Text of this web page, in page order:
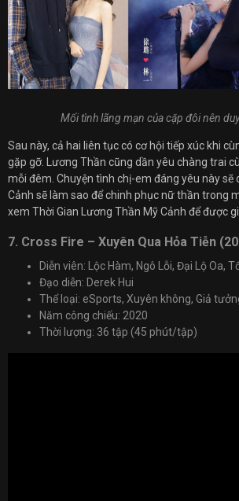
Mối tình lãng mạn của cặp đôi nên
Sau này, cả hai liên tục có cơ hội tiếp xúc khi
gặp gỡ. Lương Thần cũng dần yêu chàng trai
mỗi đêm. Chuyện tình chị-em đáng yêu này sẽ
Cảnh sẽ làm sao để chinh phục nữ thần trong
xem Thời Gian Lương Thần Mỹ Cảnh để được
7. Cross Fire – Xuyên Qua Hỏa Tiễn
Diễn viên: Lộc Hàm, Ngô Lỗi, Đại Lộ Oa,
Đạo diễn: Derek Hui
Thể loại: eSports, Xuyên không, Giả
Năm công chiếu: 2020
Thời lượng: 36 tập (45 phút/tập)